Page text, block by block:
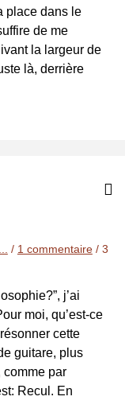
place dans le
de me
la largeur de
là, derrière
/ 1 commentaire / 3
j’ai
moi, qu’est-ce
cette
guitare, plus
comme par
Recul. En